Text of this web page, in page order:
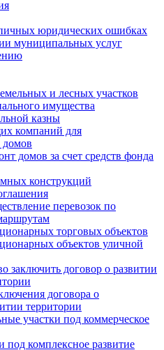
юридических ошибках
муниципальных услуг
и лесных участков
имущества
казны
компаний для
домов
домов за счет средств фонда
конструкций
перевозок по
торговых объектов
объектов уличной
заключить договор о развитии
договора о
территории
участки под коммерческое
под комплексное развитие